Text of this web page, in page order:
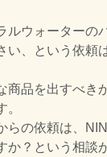
ルウォーターの
い、という依頼
商品を出すべき
らの依頼は、
か？という相談